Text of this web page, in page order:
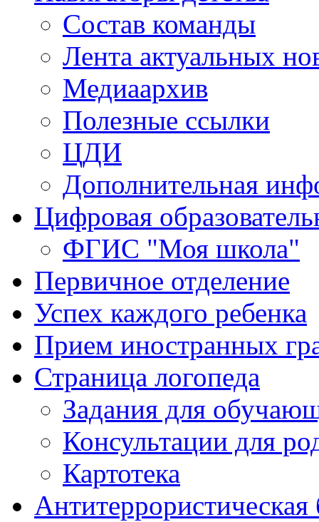
Состав команды
Лента актуальных
Медиаархив
Полезные ссылки
ЦДИ
Дополнительная
Цифровая
ФГИС "Моя школа"
Первичное отделение
Успех каждого ребенка
Прием иностранных
Страница логопеда
Задания для
Консультации для
Картотека
Антитеррористическая